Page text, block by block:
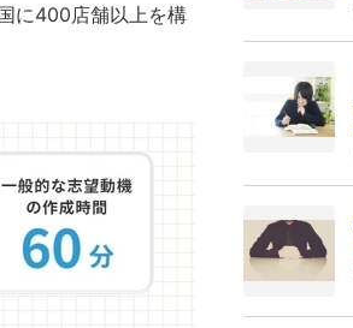
に400店舗以上を構